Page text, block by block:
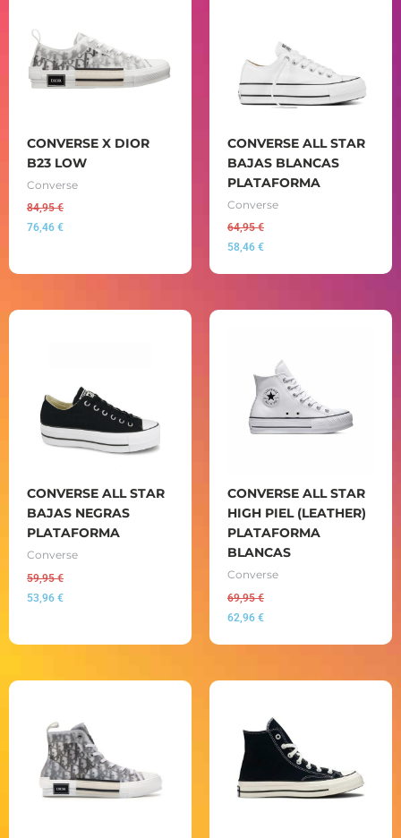
CONVERSE X DIOR
B23 LOW
Converse
84,95€
76,46 €
CONVERSE ALL STAR
BAJAS BLANCAS
PLATAFORMA
Converse
64,95€
58,46 €
CONVERSE ALL STAR
BAJAS NEGRAS
PLATAFORMA
Converse
59,95€
53,96 €
CONVERSE ALL STAR
HIGH PIEL (LEATHER)
PLATAFORMA
BLANCAS
Converse
69,95€
62,96 €